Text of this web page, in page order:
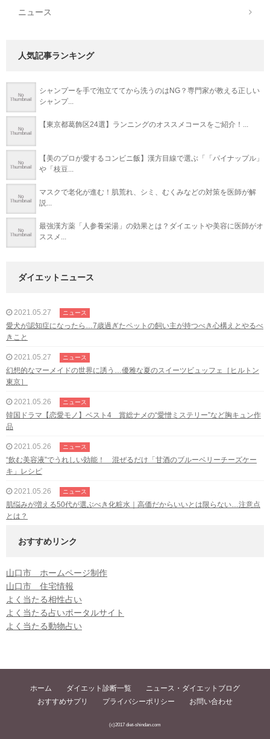
ニュース
人気記事ランキング
シャンプーを手で泡立ててから洗うのはNG？専門家が教える正しい
シャンプ...
【東京都葛飾区24選】ランニングのオススメコースをご紹介！...
【美のプロが愛するコンビニ飯】漢方目線で選ぶ「「パイナップル」
や「枝豆...
マスクで老化が進む！肌荒れ、シミ、むくみなどの対策を医師が解
説...
最強漢方薬「人参養栄湯」の効果とは？ダイエットや美容に医師がオ
ススメ...
ダイエットニュース
2021.05.27 ニュース
愛犬が認知症になったら…7歳過ぎたペットの飼い主が持つべき心構えとやるべ
きこと
2021.05.27 ニュース
幻想的なマーメイドの世界に誘う…優雅な夏のスイーツビュッフェ［ヒルトン
東京］
2021.05.26 ニュース
韓国ドラマ【恋愛モノ】ベスト4 賞総ナメの“愛憎ミステリー”など胸キュン作
品
2021.05.26 ニュース
“飲む美容液”でうれしい効能！ 混ぜるだけ「甘酒のブルーベリーチーズケー
キ」レシピ
2021.05.26 ニュース
肌悩みが増える50代が選ぶべき化粧水｜高価だからいいとは限らない…注意点
とは？
おすすめリンク
山口市 ホームページ制作
山口市 住宅情報
よく当たる相性占い
よく当たる占いポータルサイト
よく当たる動物占い
ホーム ダイエット診断一覧
ニュース・ダイエットブログ
おすすめサプリ
プライバシーポリシー お問い合わせ
(c)2017 diet-shindan.com